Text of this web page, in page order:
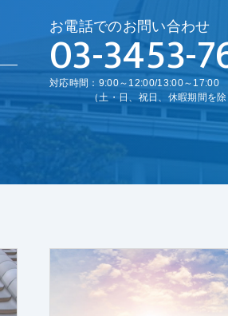
お電話でのお問い合わせ
03-3453-
対応時間：9:00～12:00/13:00～17:00
（土・日、祝日、休暇期間を除